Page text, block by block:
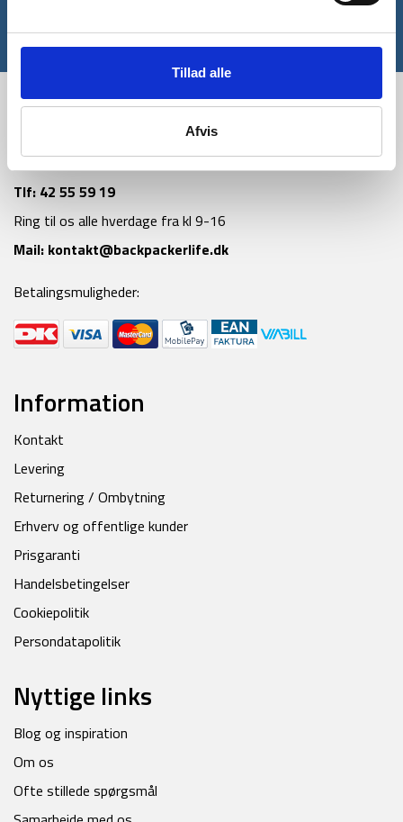
Tillad alle
Afvis
*Gælder ikke allerede nedsatte varer
Tlf: 42 55 59 19
Ring til os alle hverdage fra kl 9-16
Mail: kontakt@backpackerlife.dk
Betalingsmuligheder:
Information
Kontakt
Levering
Returnering / Ombytning
Erhverv og offentlige kunder
Prisgaranti
Handelsbetingelser
Cookiepolitik
Persondatapolitik
Nyttige links
Blog og inspiration
Om os
Ofte stillede spørgsmål